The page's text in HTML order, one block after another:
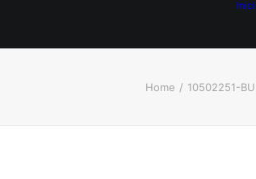
Home 10502251-